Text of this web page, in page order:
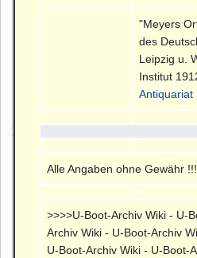
"Meyers
des
Leipzig u.
Institut
Antiquariat
Alle Angaben ohne Gewähr !!!
>>>>U-Boot-Archiv Wiki - U-
Archiv Wiki - U-Boot-Archiv
U-Boot-Archiv Wiki - U-Boot-